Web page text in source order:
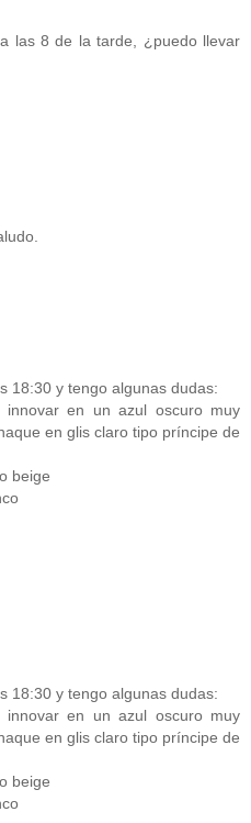
las 8 de la tarde, ¿puedo llevar
18:30 y tengo algunas dudas:
innovar en un azul oscuro muy
en glis claro tipo príncipe de
beige
18:30 y tengo algunas dudas:
innovar en un azul oscuro muy
en glis claro tipo príncipe de
beige